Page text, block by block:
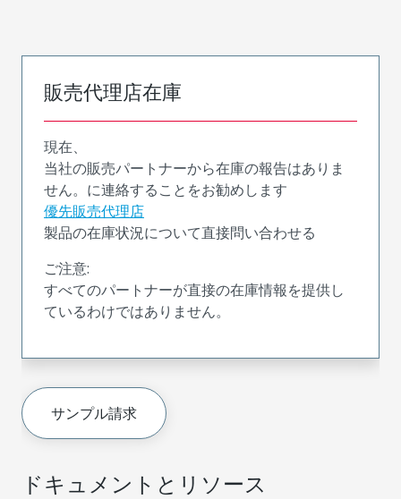
ドキュメントとリソース
販売代理店在庫
現在、
当社の販売パートナーから在庫の報告はありま
せん。に連絡することをお勧めします
優先販売代理店
製品の在庫状況について直接問い合わせる
ご注意:
すべてのパートナーが直接の在庫情報を提供し
ているわけではありません。
サンプル請求